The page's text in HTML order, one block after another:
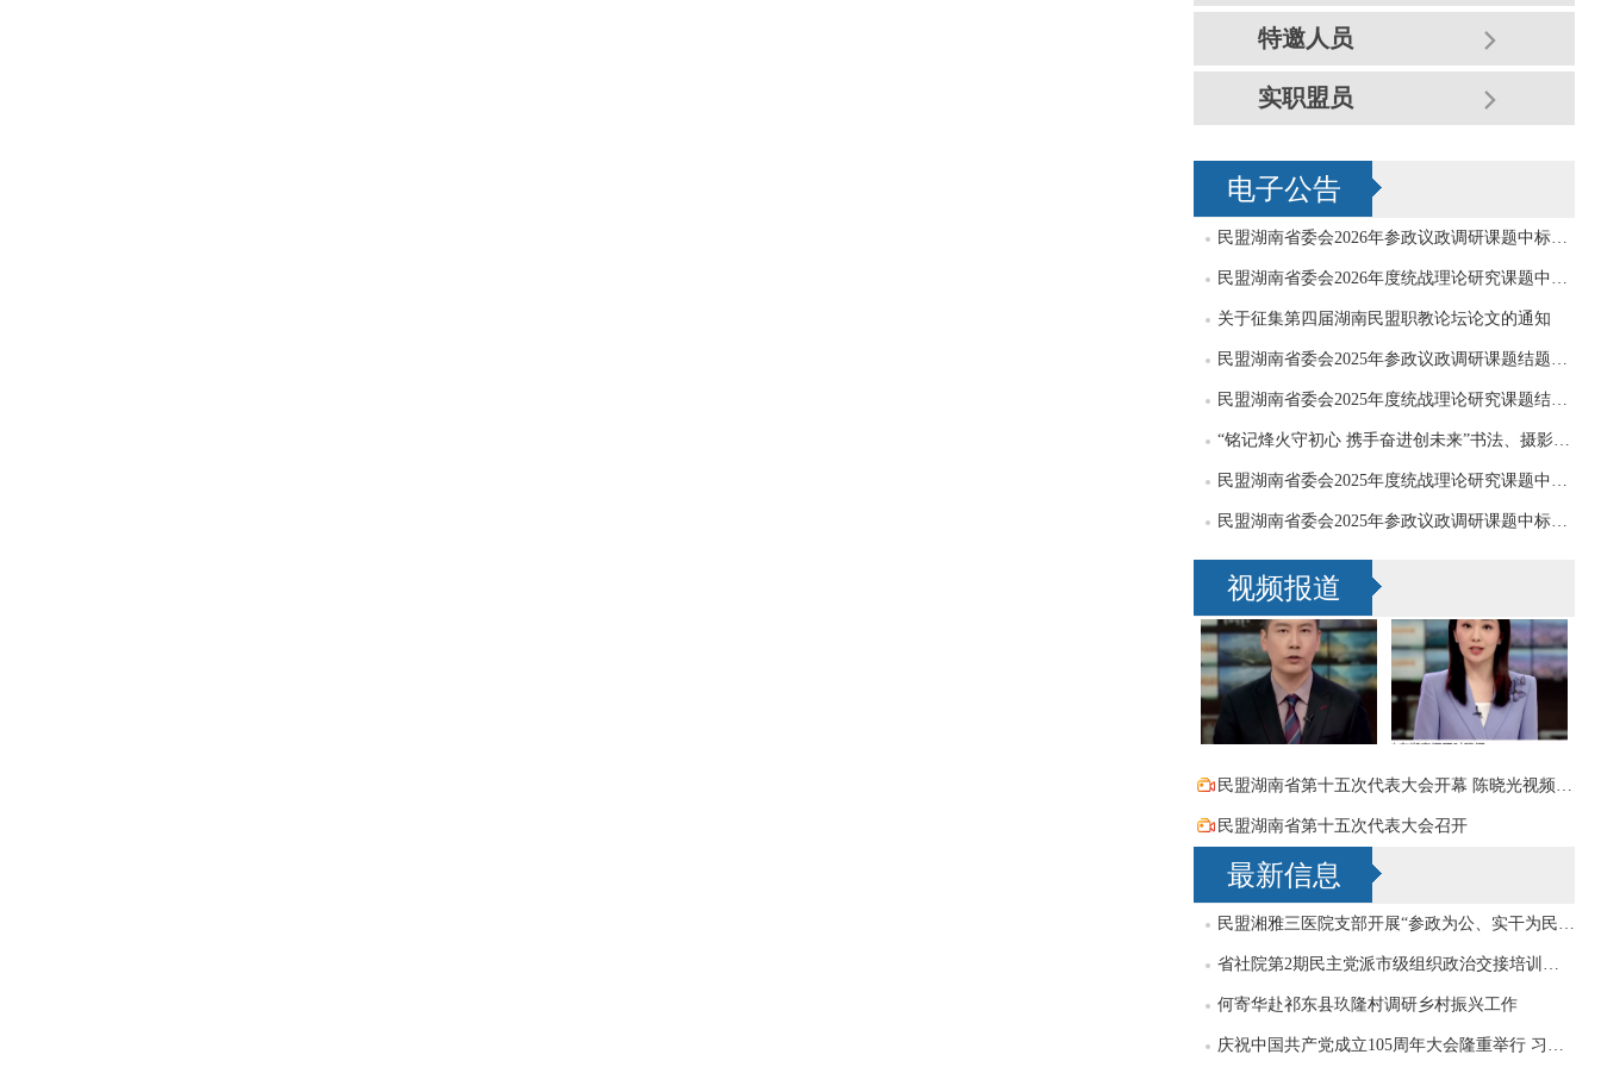
特邀人员
实职盟员
电子公告
民盟湖南省委会2026年参政议政调研课题中标公告
民盟湖南省委会2026年度统战理论研究课题中标公告
关于征集第四届湖南民盟职教论坛论文的通知
民盟湖南省委会2025年参政议政调研课题结题公告
民盟湖南省委会2025年度统战理论研究课题结题公告
“铭记烽火守初心 携手奋进创未来”书法、摄影、绘画作品征集启事
民盟湖南省委会2025年度统战理论研究课题中标公告
民盟湖南省委会2025年参政议政调研课题中标公告
视频报道
民盟湖南省第十五次代表大会开幕 陈晓光视频致词祝贺
民盟湖南省第十五次代表大会召开
最新信息
民盟湘雅三医院支部开展“参政为公、实干为民”主题教育学习研讨，刘导波出席
省社院第2期民主党派市级组织政治交接培训班民盟学员赴民盟省委机关交流
何寄华赴祁东县玖隆村调研乡村振兴工作
庆祝中国共产党成立105周年大会隆重举行 习近平发表重要讲话